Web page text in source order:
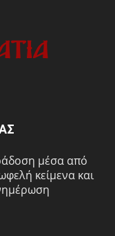
μέσα από
κείμενα και